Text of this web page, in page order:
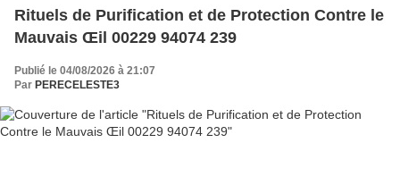
Rituels de Purification et de Protection Contre le
Mauvais Œil 00229 94074 239
Publié le 04/08/2026 à 21:07
Par PERECELESTE3